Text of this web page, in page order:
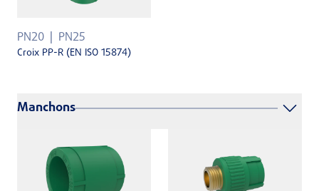
PN20 PN25
Croix PP-R (EN ISO 15874)
Manchons